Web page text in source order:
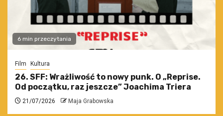
6 min przeczytania
Film Kultura
26. SFF: Wrażliwość to nowy punk. O „Reprise.
Od początku, raz jeszcze” Joachima Triera
21/07/2026 Maja Grabowska